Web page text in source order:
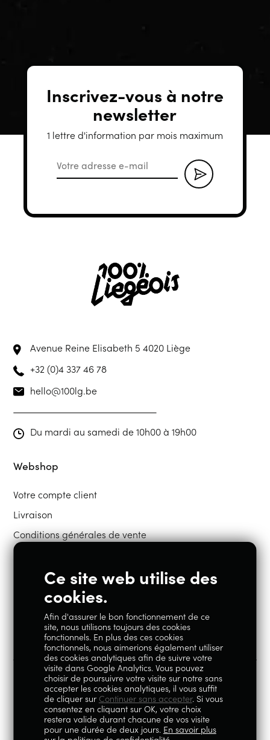
Inscrivez-vous à notre
newsletter
1 lettre d'information par mois maximum
Avenue Reine Elisabeth 54020 Liège
+32 (0)4 337 46 78
hello@100lg.be
Du mardi au samedi de 10h00 à 19h00
Webshop
Votre compte client
Livraison
Conditions générales de vente
Restons en contact
Instagram Facebook
100% Liégeois est un concept de la société Geoby SRL, TVA
BE0759.717.658, sise Avenue Reine Elisabeth 5 à 4020 Liège.
© 2026
Mentions légales | Politique de
Ce site web utilise des
cookies.
Afin d'assurer le bon fonctionnement de ce
site, nous utilisons toujours des cookies
fonctionnels. En plus des ces cookies
fonctionnels, nous aimerions également utiliser
des cookies analytiques afin de suivre votre
visite dans Google Analytics. Vous pouvez
choisir de poursuivre votre visite sur notre sans
accepter les cookies analytiques, il vous suffit
de cliquer sur Continuer sans accepter. Si vous
consentez en cliquant sur OK, votre choix
restera valide durant chacune de vos visite
pour une durée de deux jours. En savoir plus